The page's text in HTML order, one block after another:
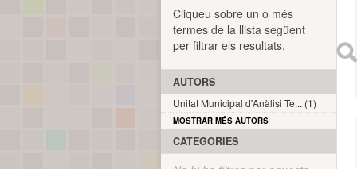
Cliqueu sobre un o més
termes de la llista següent
per filtrar els resultats.
AUTORS
Unitat Municipal d'Anàlisi Te... (1)
MOSTRAR MÉS AUTORS
CATEGORIES